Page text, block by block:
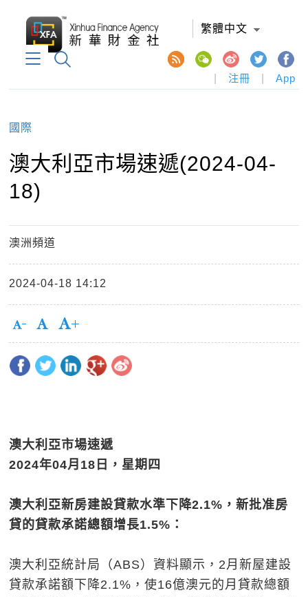
繁體中文
注冊 App
國際
澳大利亞市場速遞(2024-04-
18)
澳洲頻道
2024-04-18 14:12
澳大利亞市場速遞
2024年04月 18 日，星期四
澳大利亞新房建設貸款水準下降2.1% ，新批准房
貸的貸款承諾總額增長1.5% ：
澳大利亞統計局（ABS）資料顯示，2月新屋建設
貸款承諾額下降2.1%，使16億澳元的月貸款總額